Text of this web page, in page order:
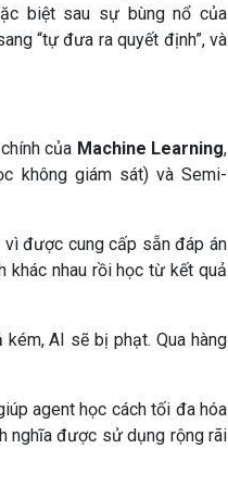
biệt sau sự bùng nổ của
“tự đưa ra quyết định”, và
của Machine Learning,
không giám sát) và Semi-
vì được cung cấp sẵn đáp án
khác nhau rồi học từ kết quả
AI sẽ bị phạt. Qua hàng
agent học cách tối đa hóa
nghĩa được sử dụng rộng rãi